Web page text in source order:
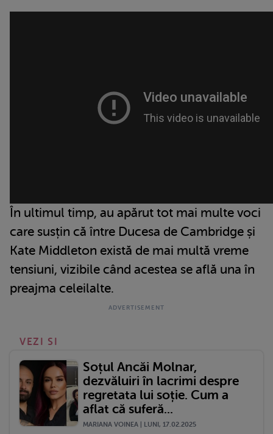
În ultimul timp, au apărut tot mai multe voci
care susțin că între Ducesa de Cambridge și
Kate Middleton există de mai multă vreme
tensiuni, vizibile când acestea se află una în
preajma celeilalte.
VEZI SI
Soțul Ancăi Molnar,
dezvăluiri în lacrimi despre
regretata lui soție. Cum a
aflat că suferă...
MARIANA VOINEA | LUNI, 17.02.2025